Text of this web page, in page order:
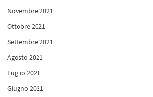
Novembre 2021
Ottobre 2021
Settembre 2021
Agosto 2021
Luglio 2021
Giugno 2021